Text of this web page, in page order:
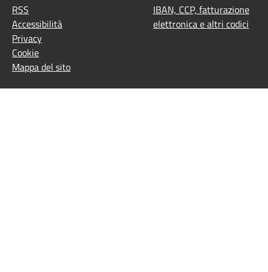
RSS
Accessibilità
Privacy
Cookie
Mappa del sito
IBAN, CCP, fatturazione
elettronica e altri codici